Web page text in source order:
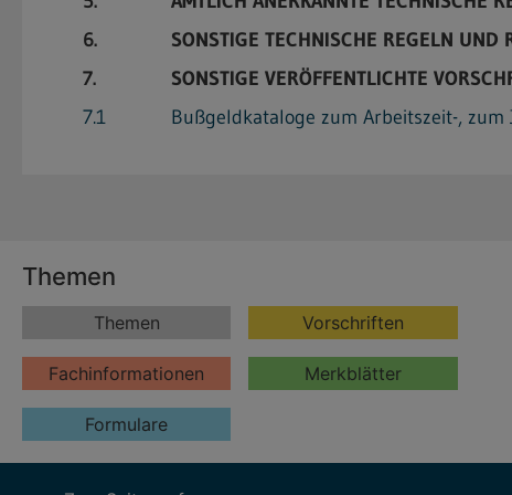
6.
SONSTIGE TECHNISCHE REGELN UND
7.
SONSTIGE VERÖFFENTLICHTE
7.1
Bußgeldkataloge zum Arbeitszeit-,
Themen
Themen Vorschriften
Fachinformationen Merkblätter
Formulare